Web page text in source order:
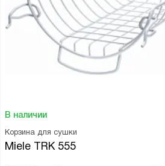
В наличии
Корзина для сушки
Miele TRK 555